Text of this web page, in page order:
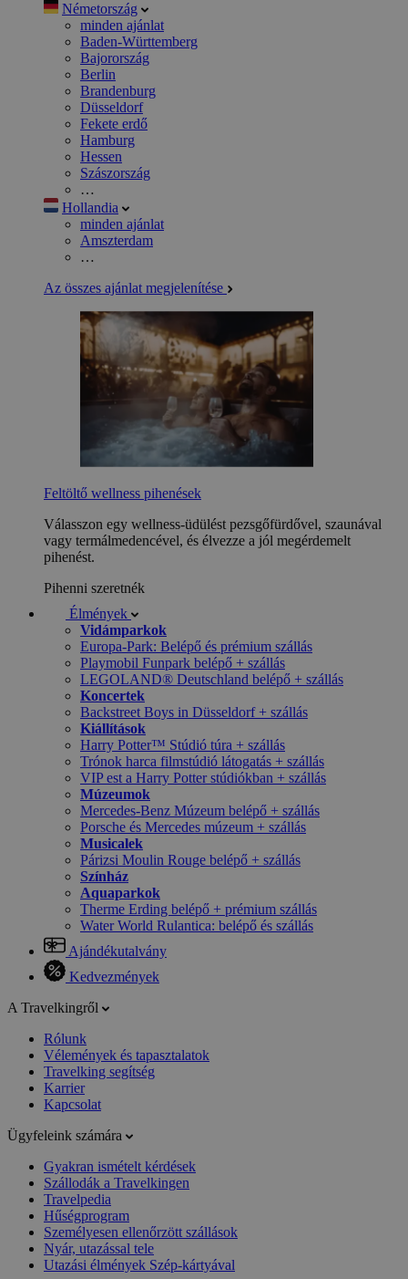
Németország
minden ajánlat
Baden-Württemberg
Bajorország
Berlin
Brandenburg
Düsseldorf
Fekete erdő
Hamburg
Hessen
Szászország
…
Hollandia
minden ajánlat
Amszterdam
…
Az összes ajánlat megjelenítése
Feltöltő wellness pihenések
Válasszon egy wellness-üdülést pezsgőfürdővel, szaunával
vagy termálmedencével, és élvezze a jól megérdemelt
pihenést.
Pihenni szeretnék
Élmények
Vidámparkok
Europa-Park: Belépő és prémium szállás
Playmobil Funpark belépő + szállás
LEGOLAND® Deutschland belépő + szállás
Koncertek
Backstreet Boys in Düsseldorf + szállás
Kiállítások
Harry Potter™ Stúdió túra + szállás
Trónok harca filmstúdió látogatás + szállás
VIP est a Harry Potter stúdiókban + szállás
Múzeumok
Mercedes-Benz Múzeum belépő + szállás
Porsche és Mercedes múzeum + szállás
Musicalek
Párizsi Moulin Rouge belépő + szállás
Színház
Aquaparkok
Therme Erding belépő + prémium szállás
Water World Rulantica: belépő és szállás
Ajándékutalvány
Kedvezmények
A Travelkingről
Rólunk
Vélemények és tapasztalatok
Travelking segítség
Karrier
Kapcsolat
Ügyfeleink számára
Gyakran ismételt kérdések
Szállodák a Travelkingen
Travelpedia
Hűségprogram
Személyesen ellenőrzött szállások
Nyár, utazással tele
Utazási élmények Szép-kártyával